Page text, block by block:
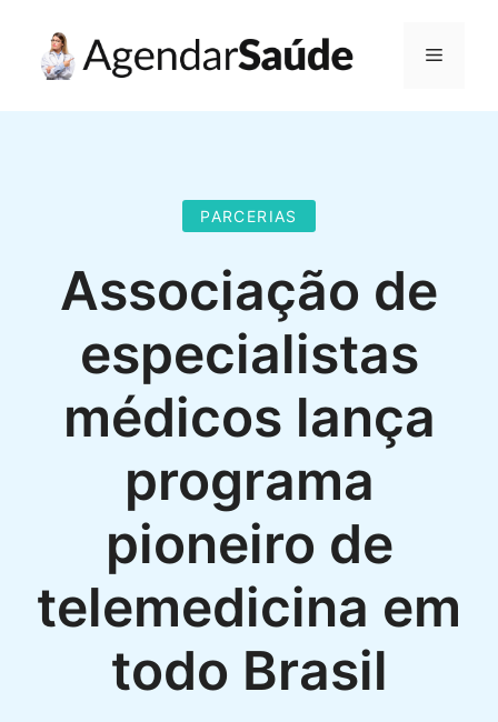
Menu
PARCERIAS
Associação de
especialistas
médicos lança
programa
pioneiro de
telemedicina em
todo Brasil